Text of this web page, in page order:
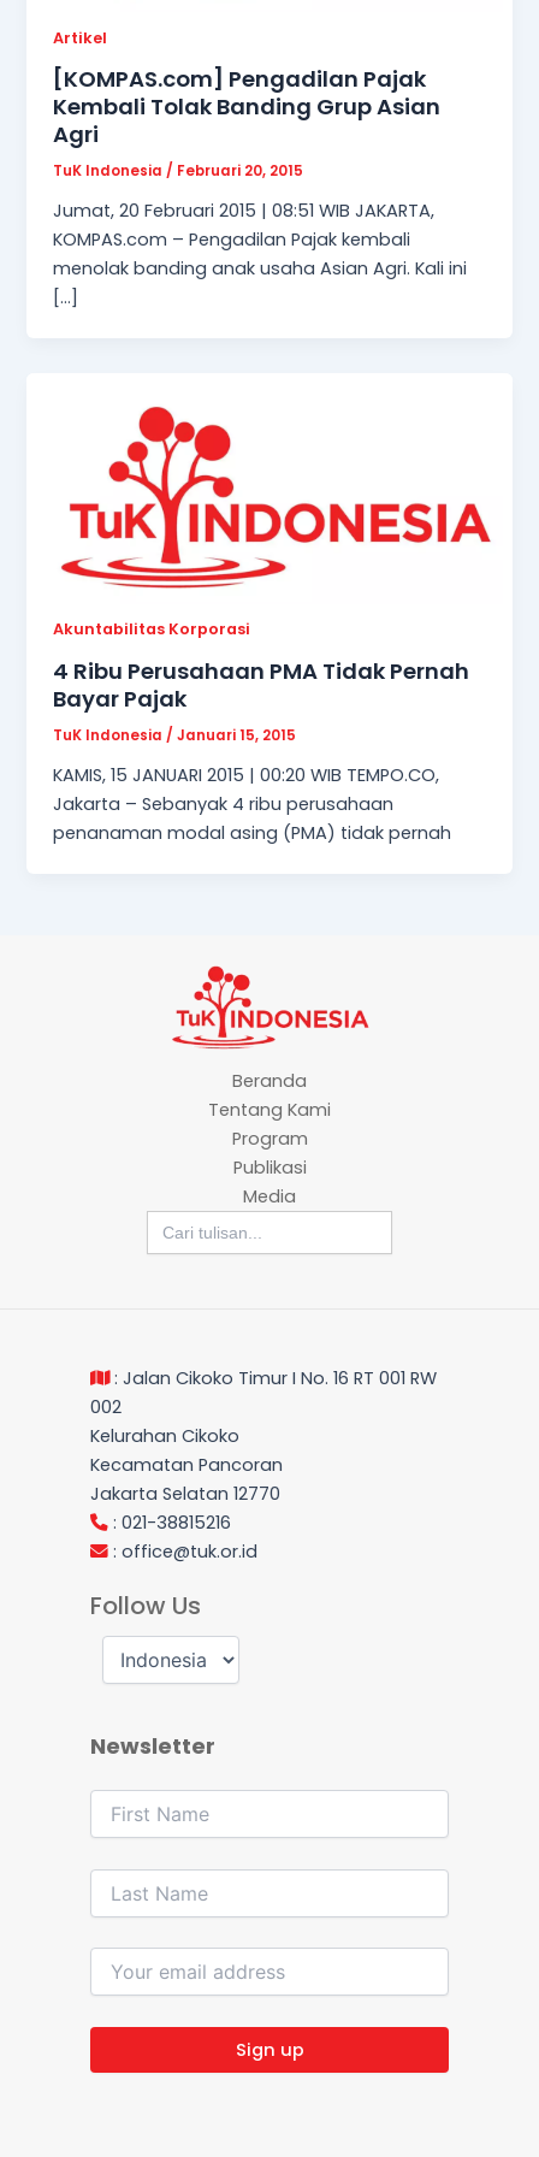
Artikel
[KOMPAS.com] Pengadilan Pajak
Kembali Tolak Banding Grup Asian
Agri
TuK Indonesia/ Februari 20, 2015
Jumat, 20 Februari 2015 | 08:51 WIB JAKARTA,
KOMPAS.com – Pengadilan Pajak kembali
menolak banding anak usaha Asian Agri. Kali ini
[…]
Akuntabilitas Korporasi
4 Ribu Perusahaan PMA Tidak Pernah
Bayar Pajak
TuK Indonesia /Januari 15, 2015
KAMIS, 15 JANUARI 2015 | 00:20 WIB TEMPO.CO,
Jakarta – Sebanyak 4 ribu perusahaan
penanaman modal asing (PMA) tidak pernah
Beranda
Tentang Kami
Program
Publikasi
Media
Search
for:
: Jalan Cikoko Timur I No. 16 RT 001 RW
002
Kelurahan Cikoko
Kecamatan Pancoran
Jakarta Selatan 12770
: 021-38815216
: office@tuk.or.id
Follow Us
Newsletter